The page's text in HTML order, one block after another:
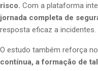
risco. Com a plataforma
jornada completa de
resposta eficaz a incidentes.
O estudo também reforça
contínua, a formação de